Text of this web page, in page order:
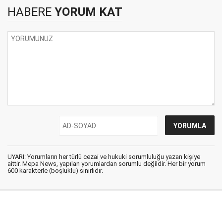
HABERE YORUM KAT
UYARI: Yorumların her türlü cezai ve hukuki sorumluluğu yazan kişiye
aittir. Mepa News, yapılan yorumlardan sorumlu değildir. Her bir yorum
600 karakterle (boşluklu) sınırlıdır.